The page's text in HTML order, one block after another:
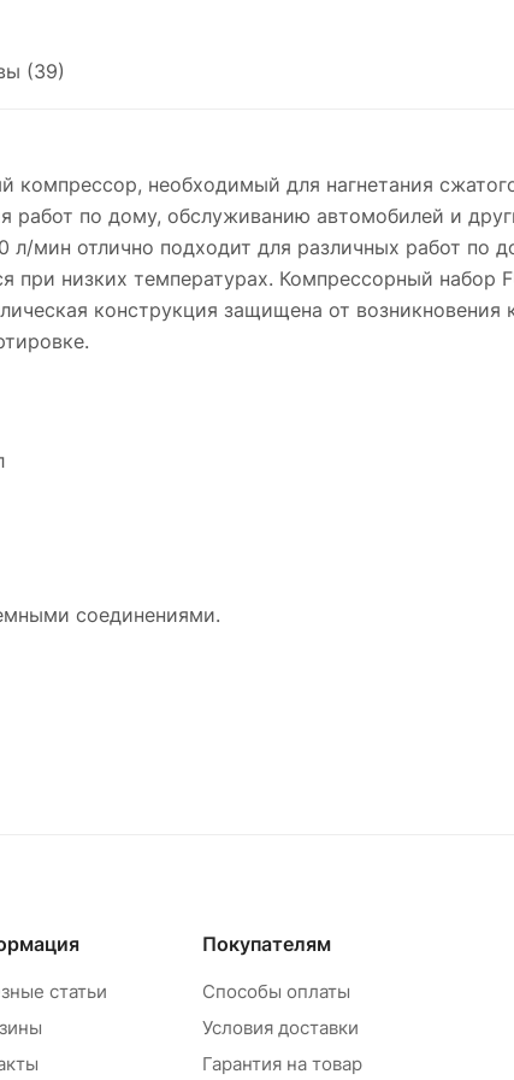
(39)
компрессор, необходимый для нагнетания
работ по дому, обслуживанию автомобилей и
мин отлично подходит для различных работ по
низких температурах. Компрессорный набор
конструкция защищена от
соединениями.
статьи
Покупателям
Способы оплаты
Условия доставки
Гарантия на товар